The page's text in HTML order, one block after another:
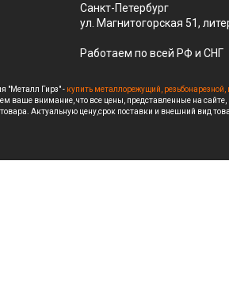
Санкт-Петербург
ул. Магнитогорская 51,
Работаем по всей РФ и СНГ
"Металл Гирз" - купить металлорежущий,
ваше внимание, что все цены, представленные на
Актуальную цену,срок поставки и внешний вид